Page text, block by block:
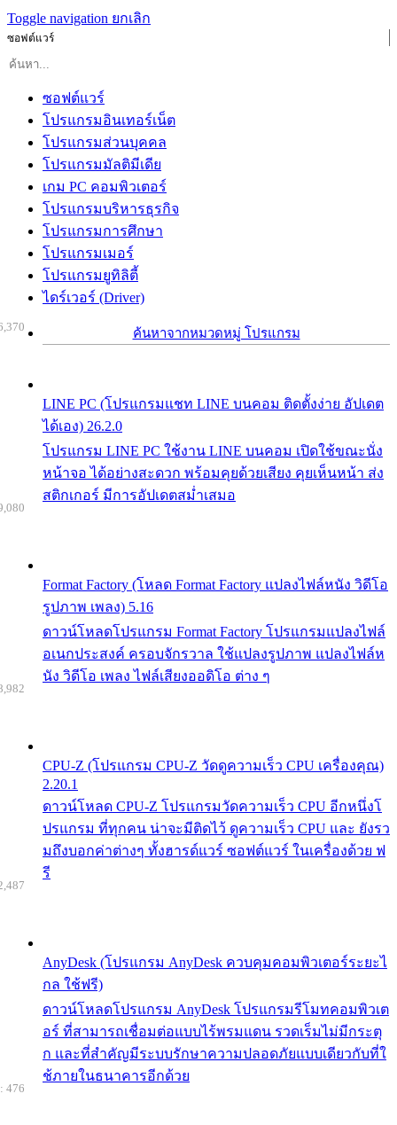
Toggle navigation ยกเลิก
ซอฟต์แวร์
ซอฟต์แวร์
โปรแกรมอินเทอร์เน็ต
โปรแกรมส่วนบุคคล
โปรแกรมมัลติมีเดีย
เกม PC คอมพิวเตอร์
โปรแกรมบริหารธุรกิจ
โปรแกรมการศึกษา
โปรแกรมเมอร์
โปรแกรมยูทิลิตี้
ไดร์เวอร์ (Driver)
ค้นหาจากหมวดหมู่ โปรแกรม
LINE PC (โปรแกรมแชท LINE บนคอม ติดตั้งง่าย อัปเดต
ได้เอง) 26.2.0
โปรแกรม LINE PC ใช้งาน LINE บนคอม เปิดใช้ขณะนั่ง
หน้าจอ ได้อย่างสะดวก พร้อมคุยด้วยเสียง คุยเห็นหน้า ส่ง
สติกเกอร์ มีการอัปเดตสม่ำเสมอ
Format Factory (โหลด Format Factory แปลงไฟล์หนัง วิดีโอ
รูปภาพ เพลง) 5.16
ดาวน์โหลดโปรแกรม Format Factory โปรแกรมแปลงไฟล์
อเนกประสงค์ ครอบจักรวาล ใช้แปลงรูปภาพ แปลงไฟล์ห
นัง วิดีโอ เพลง ไฟล์เสียงออดิโอ ต่าง ๆ
CPU-Z (โปรแกรม CPU-Z วัดดูความเร็ว CPU เครื่องคุณ)
2.20.1
ดาวน์โหลด CPU-Z โปรแกรมวัดความเร็ว CPU อีกหนึ่งโ
ปรแกรม ที่ทุกคน น่าจะมีติดไว้ ดูความเร็ว CPU และ ยังรว
มถึงบอกค่าต่างๆ ทั้งฮารด์แวร์ ซอฟต์แวร์ ในเครื่องด้วย ฟ
รี
AnyDesk (โปรแกรม AnyDesk ควบคุมคอมพิวเตอร์ระยะไ
กล ใช้ฟรี)
ดาวน์โหลดโปรแกรม AnyDesk โปรแกรมรีโมทคอมพิวเต
อร์ ที่สามารถเชื่อมต่อแบบไร้พรมแดน รวดเร็มไม่มีกระตุ
ก และที่สำคัญมีระบบรักษาความปลอดภัยแบบเดียวกับที่ใ
ช้ภายในธนาคารอีกด้วย
476